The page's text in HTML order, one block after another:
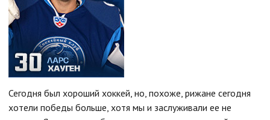
Сегодня был хороший хоккей, но, похоже, рижане сегодня
хотели победы больше, хотя мы и заслуживали ее не